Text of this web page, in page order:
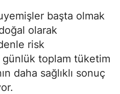
başta olmak
olarak
risk
toplam tüketim
daha sağlıklı sonuç